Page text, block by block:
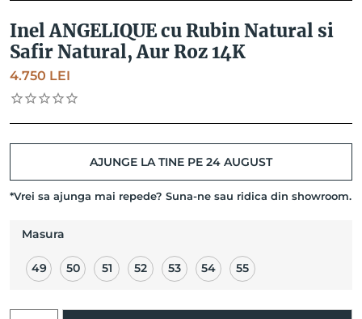
Inel ANGELIQUE cu Rubin Natural si
Safir Natural, Aur Roz 14K
4.750 LEI
AJUNGE LA TINE PE 24 AUGUST
*Vrei sa ajunga mai repede? Suna-ne sau ridica din showroom.
Masura
49 50 51 52 53 54 55